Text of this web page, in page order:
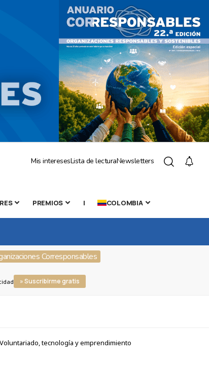
Mis interesesLista de lecturaNewsletters
PREMIOS | COLOMBIA
Corresponsables
» Suscribirme gratis
tecnología y emprendimiento